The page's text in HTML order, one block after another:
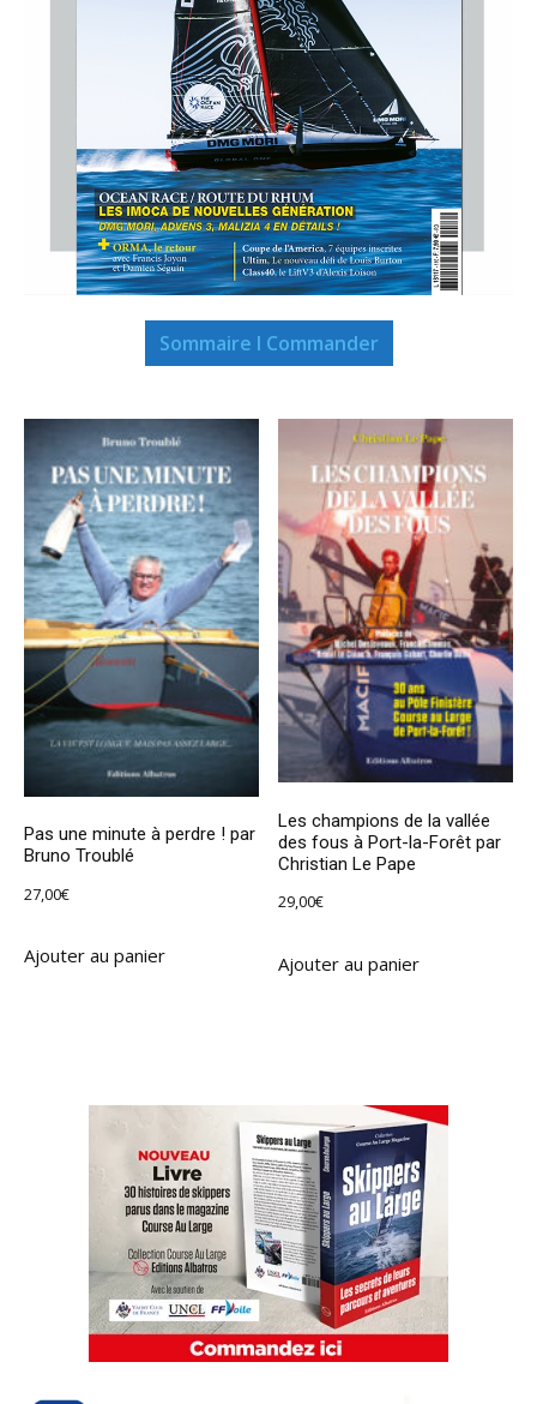
Sommaire I Commander
Pas une minute à perdre ! par
Bruno Troublé
27,00€
Ajouter au panier
Les champions de la vallée
des fous à Port-la-Forêt par
Christian Le Pape
29,00€
Ajouter au panier